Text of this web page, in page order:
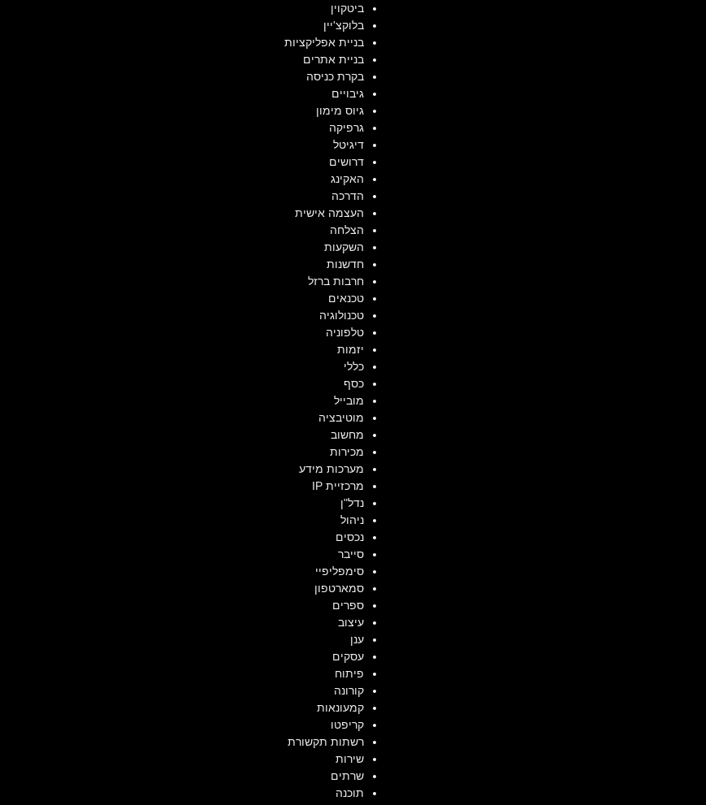
ביטקוין
בלוקצ'יין
בניית אפליקציות
בניית אתרים
בקרת כניסה
גיבויים
גיוס מימון
גרפיקה
דיגיטל
דרושים
האקינג
הדרכה
העצמה אישית
הצלחה
השקעות
חדשנות
חרבות ברזל
טכנאים
טכנולוגיה
טלפוניה
יזמות
כללי
כסף
מובייל
מוטיבציה
מחשוב
מכירות
מערכות מידע
מרכזיית IP
נדל"ן
ניהול
נכסים
סייבר
סימפליפיי
סמארטפון
ספרים
עיצוב
ענן
עסקים
פיתוח
קורונה
קמעונאות
קריפטו
רשתות תקשורת
שירות
שרתים
תוכנה